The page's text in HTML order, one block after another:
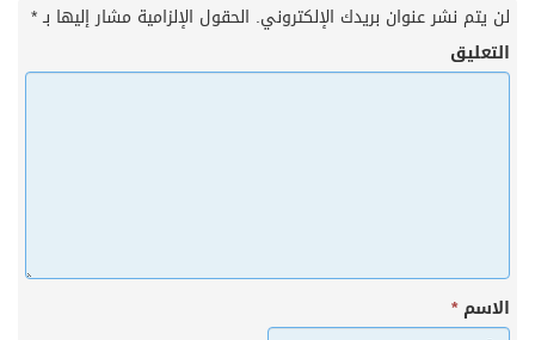
لن يتم نشر عنوان بريدك الإلكتروني. الحقول الإلزامية مشار إليها بـ*
التعليق
الاسم*